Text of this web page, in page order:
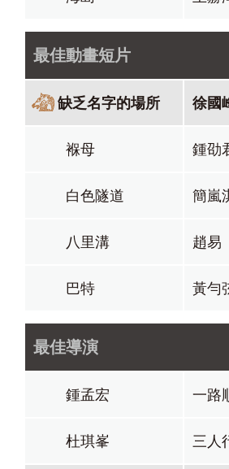
最佳動畫短片
缺乏名字的場所 徐國
褓母 鍾劭
白色隧道 簡嵐
八里溝 趙易
巴特 黃勻
最佳導演
鍾孟宏 一路
杜琪峯 三人